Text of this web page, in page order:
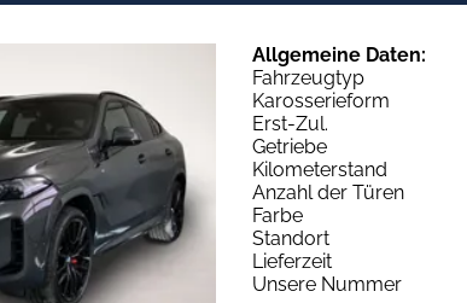
Allgemeine Daten:
Fahrzeugtyp
Karosserieform
Erst-Zul.
Getriebe
Kilometerstand
Anzahl der Türen
Farbe
Standort
Lieferzeit
Unsere Nummer